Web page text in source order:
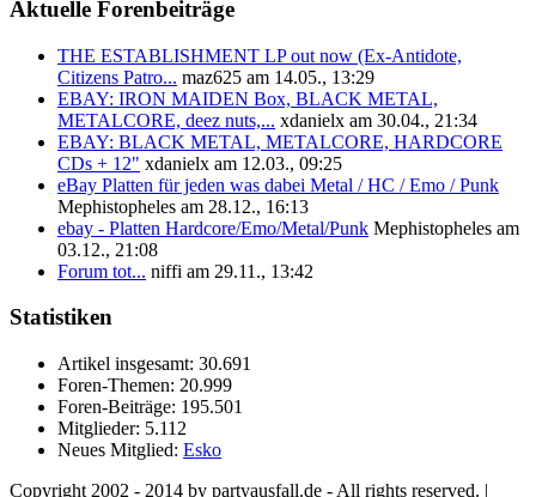
Aktuelle Forenbeiträge
THE ESTABLISHMENT LP out now (Ex-Antidote,
Citizens Patro... maz625 am 14.05., 13:29
EBAY: IRON MAIDEN Box, BLACK METAL,
METALCORE, deez nuts,... xdanielx am 30.04., 21:34
EBAY: BLACK METAL, METALCORE, HARDCORE
CDs + 12" xdanielx am 12.03., 09:25
eBay Platten für jeden was dabei Metal / HC / Emo / Punk
Mephistopheles am 28.12., 16:13
ebay - Platten Hardcore/Emo/Metal/Punk Mephistopheles am
03.12., 21:08
Forum tot... niffi am 29.11., 13:42
Statistiken
Artikel insgesamt: 30.691
Foren-Themen: 20.999
Foren-Beiträge: 195.501
Mitglieder: 5.112
Neues Mitglied: Esko
Copyright 2002 - 2014 by partyausfall.de - All rights reserved. |